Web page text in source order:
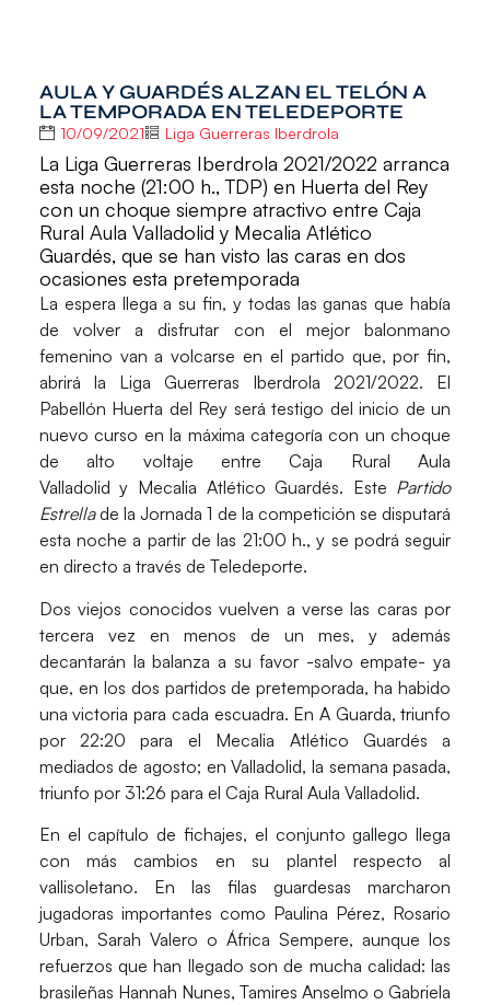
AULA Y GUARDÉS ALZAN EL TELÓN A
LA TEMPORADA EN TELEDEPORTE
10/09/2021 Liga Guerreras Iberdrola
La Liga Guerreras Iberdrola 2021/2022 arranca
esta noche (21:00 h., TDP) en Huerta del Rey
con un choque siempre atractivo entre Caja
Rural Aula Valladolid y Mecalia Atlético
Guardés, que se han visto las caras en dos
ocasiones esta pretemporada
La espera llega a su fin, y todas las ganas que había
de volver a disfrutar con el mejor balonmano
femenino van a volcarse en el partido que, por fin,
abrirá la Liga Guerreras Iberdrola 2021/2022. El
Pabellón Huerta del Rey será testigo del inicio de un
nuevo curso en la máxima categoría con un choque
de alto voltaje entreCaja Rural Aula
Valladolidy Mecalia Atlético Guardés. Este Partido
Estrellade laJornada 1 de la competición se disputará
esta noche a partir de las 21:00 h., y se podrá seguir
en directo a través de Teledeporte.
Dos viejos conocidosvuelven a verse las caras por
tercera vez en menos de un mes, y además
decantarán la balanza a su favor -salvo empate- ya
que, en los dos partidos de pretemporada, ha habido
una victoria para cada escuadra. En A Guarda, triunfo
por 22:20 para el Mecalia Atlético Guardés a
mediados de agosto; en Valladolid, la semana pasada,
triunfo por 31:26 para el Caja Rural Aula Valladolid.
En el capítulo de fichajes, el conjunto gallego llega
con más cambios en su plantel respecto al
vallisoletano. En las filas guardesas marcharon
jugadoras importantes como Paulina Pérez, Rosario
Urban, Sarah Valero o África Sempere, aunque los
refuerzos que han llegado son de mucha calidad: las
brasileñas Hannah Nunes, Tamires Anselmo o Gabriela